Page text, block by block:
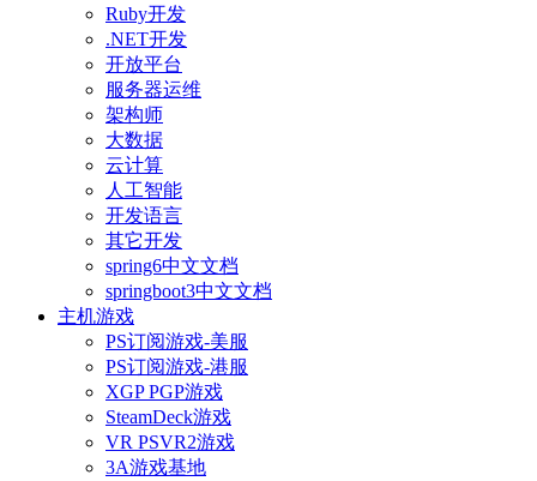
Ruby开发
.NET开发
开放平台
服务器运维
架构师
大数据
云计算
人工智能
开发语言
其它开发
spring6中文文档
springboot3中文文档
主机游戏
PS订阅游戏-美服
PS订阅游戏-港服
XGP PGP游戏
SteamDeck游戏
VR PSVR2游戏
3A游戏基地